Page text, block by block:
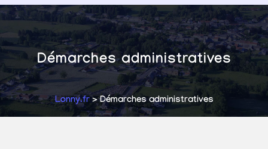
Démarches administratives
Lonny.fr> Démarches administratives